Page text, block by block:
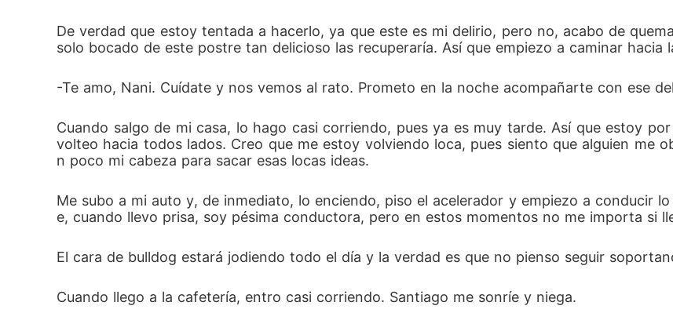
De verdad que estoy tentada a hacerlo, ya que este es mi delirio, pero no, acabo de
solo bocado de este postre tan delicioso las recuperaría. Así que empiezo a caminar hacia
-Te amo, Nani. Cuídate y nos vemos al rato. Prometo en la noche acompañarte con ese
Cuando salgo de mi casa, lo hago casi corriendo, pues ya es muy tarde. Así que estoy
volteo hacia todos lados. Creo que me estoy volviendo loca, pues siento que alguien me
n poco mi cabeza para sacar esas locas ideas.
Me subo a mi auto y, de inmediato, lo enciendo, piso el acelerador y empiezo a conducir
e, cuando llevo prisa, soy pésima conductora, pero en estos momentos no me importa si
El cara de bulldog estará jodiendo todo el día y la verdad es que no pienso seguir
Cuando llego a la cafetería, entro casi corriendo. Santiago me sonríe y niega.